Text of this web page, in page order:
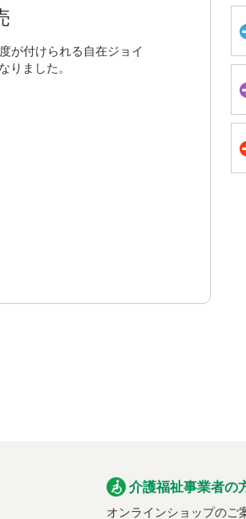
が付けられる自在ジョイ
りました。
介護福祉事業者の
オンラインショップのご